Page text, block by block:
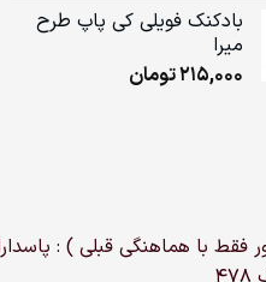
بادکنک فویلی کی پاپ طرح
میرا
215,000تومان
با هماهنگی قبلی ) :